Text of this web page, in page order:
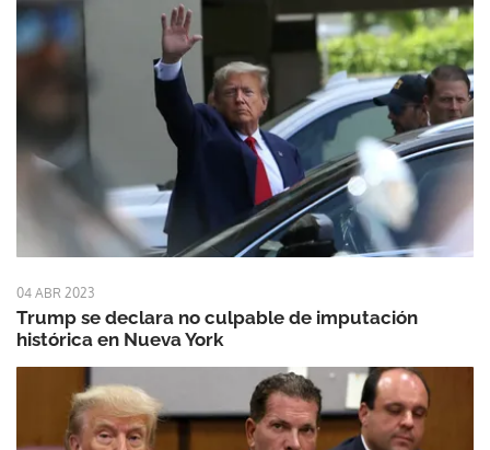
04 ABR 2023
Trump se declara no culpable de imputación
histórica en Nueva York